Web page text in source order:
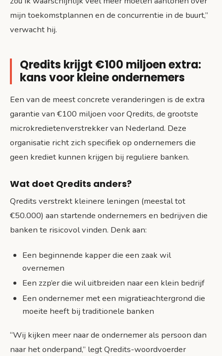
mijn toekomstplannen en de concurrentie in de buurt,”
verwacht hij.
Qredits krijgt €100 miljoen extra:
kans voor kleine ondernemers
Een van de meest concrete veranderingen is de extra
garantie van €100 miljoen voor Qredits, de grootste
microkredietenverstrekker van Nederland. Deze
organisatie richt zich specifiek op ondernemers die
geen krediet kunnen krijgen bij reguliere banken.
Wat doet Qredits anders?
Qredits verstrekt kleinere leningen (meestal tot
€50.000) aan startende ondernemers en bedrijven die
banken te risicovol vinden. Denk aan:
Een beginnende kapper die een zaak wil
overnemen
Een zzp’er die wil uitbreiden naar een klein bedrijf
Een ondernemer met een migratieachtergrond die
moeite heeft bij traditionele banken
“Wij kijken meer naar de ondernemer als persoon dan
naar het onderpand,” legt Qredits-woordvoerder